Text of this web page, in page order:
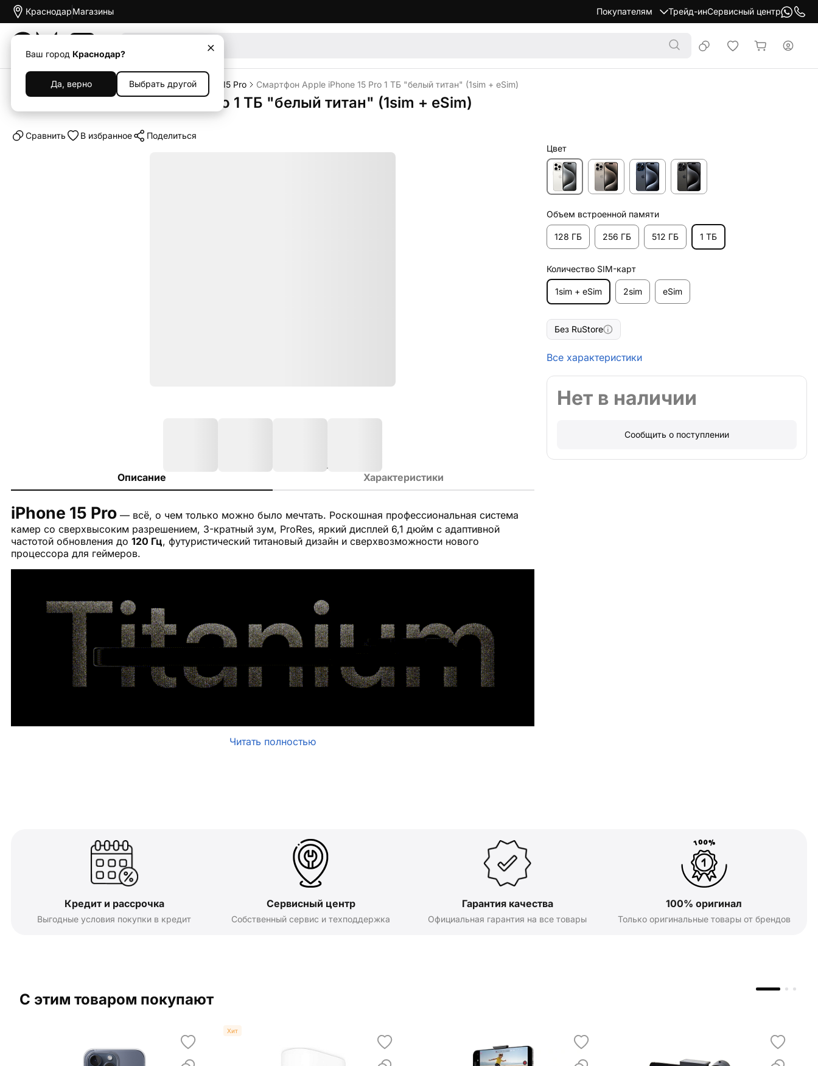
Краснодар
Ваш город Краснодар?
Да, верно Выбрать другой
Магазины Покупателям Трейд-инСервисный центр
Каталог Смартфоны iPhone iPhone 15 Pro Смартфон Apple iPhone 15 Pro 1 ТБ "белый титан" (1sim + eSim)
Смартфон Apple iPhone 15 Pro 1 ТБ "белый титан" (1sim + eSim)
Cравнить В избранное Поделиться
Описание Характеристики
iPhone 15 Pro — всё, о чем только можно было мечтать. Роскошная профессиональная система
камер со сверхвысоким разрешением, 3-кратный зум, ProRes, яркий дисплей 6,1 дюйм с адаптивной
частотой обновления до 120 Гц, футуристический титановый дизайн и сверхвозможности нового
процессора для геймеров.
Читать полностью
Цвет
Объем встроенной памяти
128 ГБ 256 ГБ 512 ГБ 1 ТБ
Количество SIM-карт
1sim + eSim 2sim eSim
Без RuStore
Все характеристики
Нет в наличии
Сообщить о поступлении
Кредит и рассрочка
Выгодные условия покупки в кредит
Сервисный центр
Собственный сервис и техподдержка
Гарантия качества
Официальная гарантия на все товары
100% оригинал
Только оригинальные товары от брендов
С этим товаром покупают
Хит